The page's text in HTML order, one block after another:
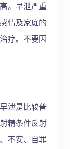
。早泄严重
情及家庭的
疗。不要因
泄是比较普
精条件反射
不安、自罪